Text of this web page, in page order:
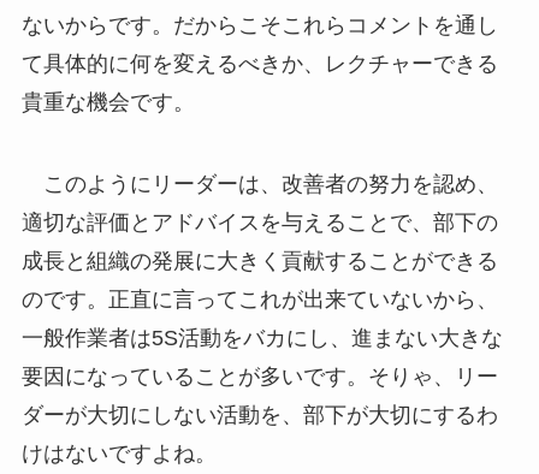
ないからです。だからこそこれらコメントを通し
て具体的に何を変えるべきか、レクチャーできる
貴重な機会です。
このようにリーダーは、改善者の努力を認め、
適切な評価とアドバイスを与えることで、部下の
成長と組織の発展に大きく貢献することができる
のです。正直に言ってこれが出来ていないから、
一般作業者は5S活動をバカにし、進まない大きな
要因になっていることが多いです。そりゃ、リー
ダーが大切にしない活動を、部下が大切にするわ
けはないですよね。